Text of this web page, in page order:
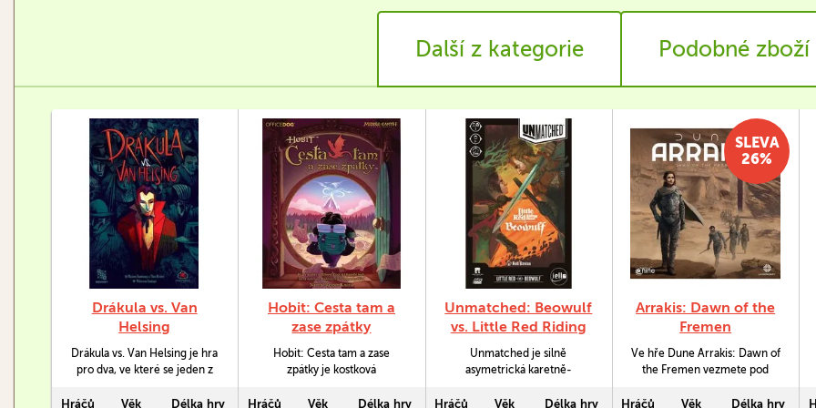
Další z kategorie Podobné zboží
Drákula vs. Van
Helsing
Drákula vs. Van Helsing je hra
pro dva, ve které se jeden z
druhý pak role lovce Van
Hráčů
Věk
Délka hry
Hobit: Cesta tam a
zase zpátky
Hobit: Cesta tam a zase
zpátky je kostková
dobrodružstvím a poklady.
Hráčů
Věk
Délka hry
Unmatched: Beowulf
vs. Little Red Riding
Hood (EN)
Unmatched je silně
asymetrická karetně-
kombinaci s dalšími balíčky
Hráčů
Věk
Délka hry
Arrakis: Dawn of the
Fremen
Ve hře Dune Arrakis: Dawn of
the Fremen vezmete pod
a s nimi se budete snažit
Hráčů
Věk
Délka hry
SLEVA
26%